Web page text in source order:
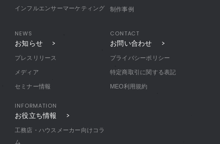
インフルエンサーマーケティング 制作事例
NEWS
お知らせ
プレスリリース
メディア
セミナー情報
INFORMATION
お役立ち情報
工務店・ハウスメーカー向けコラ
ム
CONTACT
お問い合わせ
プライバシーポリシー
特定商取引に関する表記
MEO利用規約